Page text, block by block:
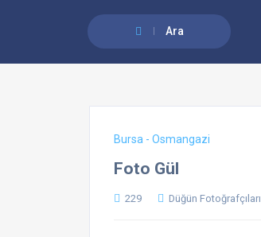
Ara
Bursa - Osmangazi
Foto Gül
229 Düğün Fotoğrafçıları